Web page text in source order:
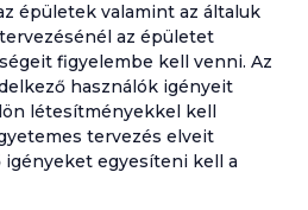
épületek valamint az általuk
az épületet
figyelembe kell venni. Az
használók igényeit
létesítményekkel kell
tervezés elveit
igényeket egyesíteni kell a